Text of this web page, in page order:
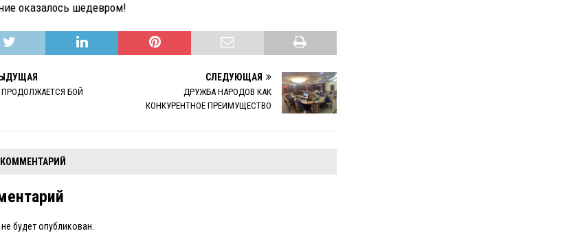
оказалось шедевром!
БОЙ
СЛЕДУЮЩАЯ
ДРУЖБА НАРОДОВ КАК
КОНКУРЕНТНОЕ ПРЕИМУЩЕСТВО
будет опубликован.